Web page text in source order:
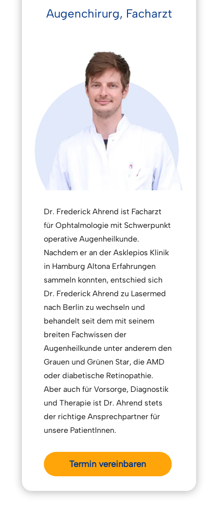
Augenchirurg, Facharzt
Dr. Frederick Ahrend ist Facharzt
für Ophtalmologie mit Schwerpunkt
operative Augenheilkunde.
Nachdem er an der Asklepios Klinik
in Hamburg Altona Erfahrungen
sammeln konnten, entschied sich
Dr. Frederick Ahrend zu Lasermed
nach Berlin zu wechseln und
behandelt seit dem mit seinem
breiten Fachwissen der
Augenheilkunde unter anderem den
Grauen und Grünen Star, die AMD
oder diabetische Retinopathie.
Aber auch für Vorsorge, Diagnostik
und Therapie ist Dr. Ahrend stets
der richtige Ansprechpartner für
unsere PatientInnen.
Termin vereinbaren